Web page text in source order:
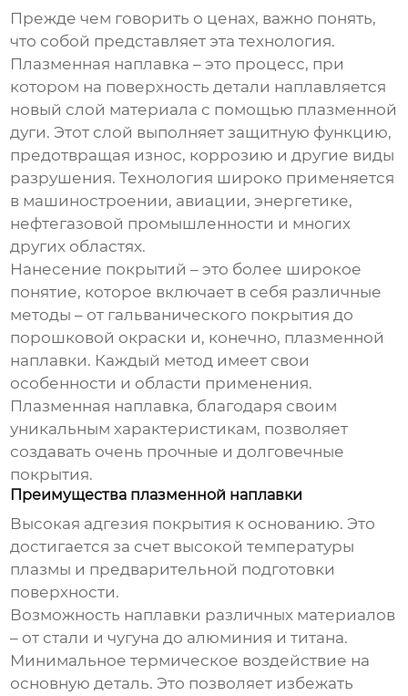
Прежде чем говорить о ценах, важно понять,
что собой представляет эта технология.
Плазменная наплавка – это процесс, при
котором на поверхность детали наплавляется
новый слой материала с помощью плазменной
дуги. Этот слой выполняет защитную функцию,
предотвращая износ, коррозию и другие виды
разрушения. Технология широко применяется
в машиностроении, авиации, энергетике,
нефтегазовой промышленности и многих
других областях.
Нанесение покрытий – это более широкое
понятие, которое включает в себя различные
методы – от гальванического покрытия до
порошковой окраски и, конечно, плазменной
наплавки. Каждый метод имеет свои
особенности и области применения.
Плазменная наплавка, благодаря своим
уникальным характеристикам, позволяет
создавать очень прочные и долговечные
покрытия.
Преимущества плазменной наплавки
Высокая адгезия покрытия к основанию. Это
достигается за счет высокой температуры
плазмы и предварительной подготовки
поверхности.
Возможность наплавки различных материалов
– от стали и чугуна до алюминия и титана.
Минимальное термическое воздействие на
основную деталь. Это позволяет избежать